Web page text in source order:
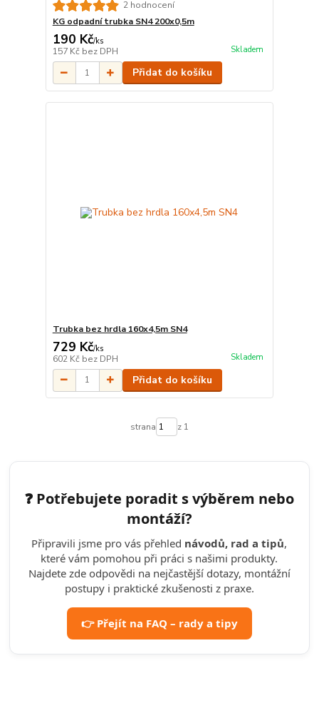
2 hodnocení
KG odpadní trubka SN4 200x0,5m
190 Kč/ks
157 Kč bez DPH Skladem
Přidat do košíku
Trubka bez hrdla 160x4,5m SN4
729 Kč/ks
602 Kč bez DPH Skladem
Přidat do košíku
strana z 1
❓ Potřebujete poradit s výběrem nebo
montáží?
Připravili jsme pro vás přehled návodů, rad a tipů,
které vám pomohou při práci s našimi produkty.
Najdete zde odpovědi na nejčastější dotazy, montážní
postupy i praktické zkušenosti z praxe.
👉 Přejít na FAQ – rady a tipy